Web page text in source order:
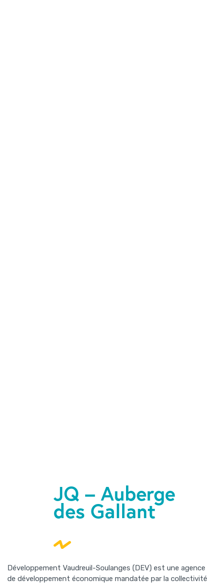
JQ – Auberge
des Gallant
Développement Vaudreuil-Soulanges (DEV) est une agence
de développement économique mandatée par la collectivité